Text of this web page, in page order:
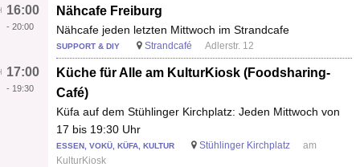
Nähcafe Freiburg
Nähcafe jeden letzten Mittwoch im Strandcafe
16:00
- 20:00
SUPPORT & DIY Strandcafé Adlerstr. 12
Küche für Alle am KulturKiosk (Foodsharing-
Café)
Küfa auf dem Stühlinger Kirchplatz: Jeden Mittwoch von
17 bis 19:30 Uhr
17:00
- 19:30
ESSEN, VOKÜ, KÜFA, KULTUR Stühlinger Kirchplatz
am
KulturKiosk